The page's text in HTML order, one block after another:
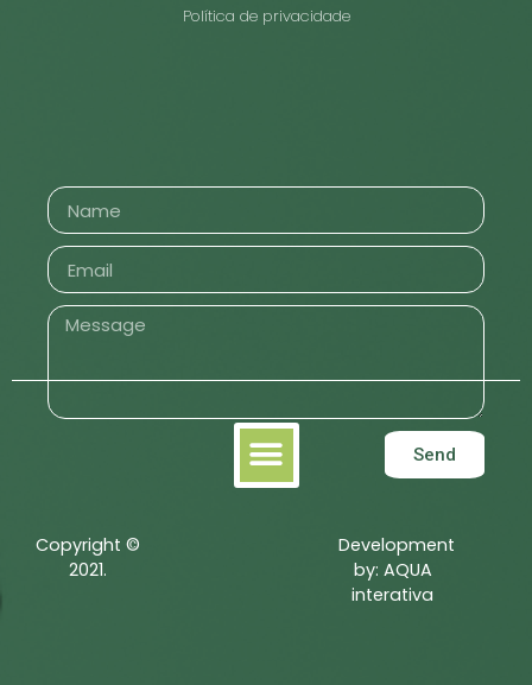
Política de privacidade
Send
Copyright ©
2021.
Development
by: AQUA
interativa